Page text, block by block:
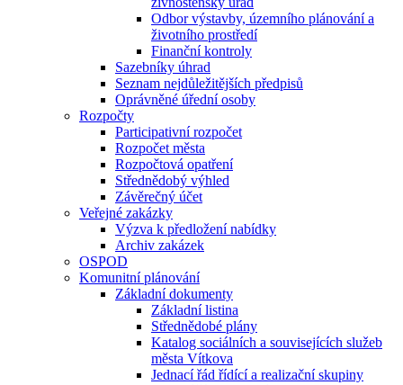
Odbor výstavby, územního plánování a
životního prostředí
Finanční kontroly
Sazebníky úhrad
Seznam nejdůležitějších předpisů
Oprávněné úřední osoby
Rozpočty
Participativní rozpočet
Rozpočet města
Rozpočtová opatření
Střednědobý výhled
Závěrečný účet
Veřejné zakázky
Výzva k předložení nabídky
Archiv zakázek
OSPOD
Komunitní plánování
Základní dokumenty
Základní listina
Střednědobé plány
Katalog sociálních a souvisejících služeb
města Vítkova
Jednací řád řídící a realizační skupiny